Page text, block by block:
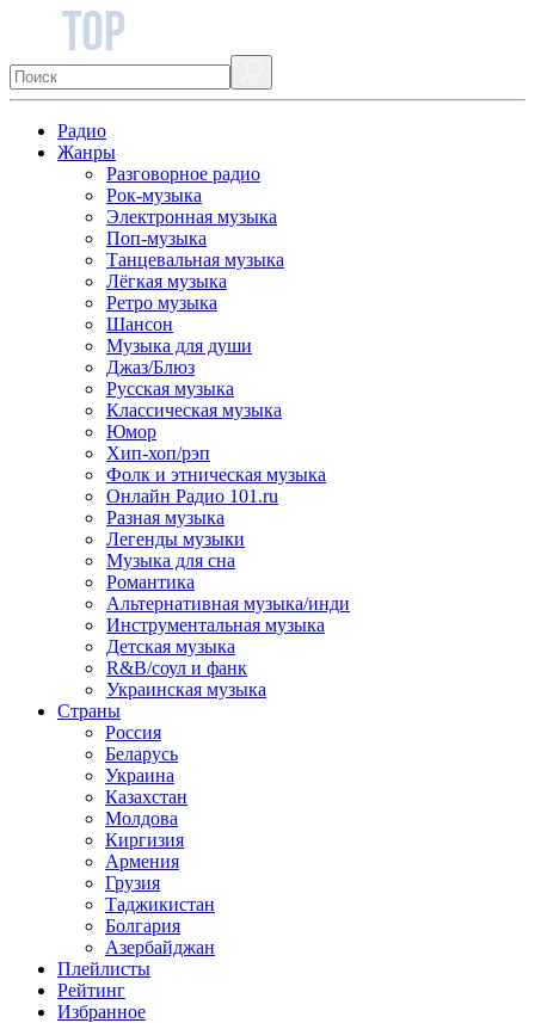
Радио
Жанры
Разговорное радио
Рок-музыка
Электронная музыка
Поп-музыка
Танцевальная музыка
Лёгкая музыка
Ретро музыка
Шансон
Музыка для души
Джаз/Блюз
Русская музыка
Классическая музыка
Юмор
Хип-хоп/рэп
Фолк и этническая музыка
Онлайн Радио 101.ru
Разная музыка
Легенды музыки
Музыка для сна
Романтика
Альтернативная музыка/инди
Инструментальная музыка
Детская музыка
R&B/cоул и фанк
Украинская музыка
Страны
Россия
Беларусь
Украина
Казахстан
Молдова
Киргизия
Армения
Грузия
Таджикистан
Болгария
Азербайджан
Плейлисты
Рейтинг
Избранное